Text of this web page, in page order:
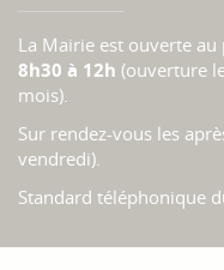
La Mairie est ouverte au
8h30 à 12h (ouverture
mois).
Sur rendez-vous les
vendredi).
Standard téléphonique